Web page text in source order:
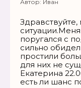
Автор: Иван
поругался с
сильно
простили
для них не
Екатерина
есть ли шанс